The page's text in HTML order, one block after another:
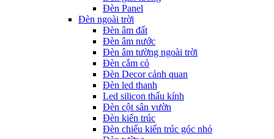
Đèn Panel
Đèn ngoài trời
Đèn âm đất
Đèn âm nước
Đèn âm tường ngoài trời
Đèn cắm cỏ
Đèn Decor cảnh quan
Đèn led thanh
Led silicon thấu kính
Đèn cột sân vườn
Đèn kiến trúc
Đèn chiếu kiến trúc góc nhỏ